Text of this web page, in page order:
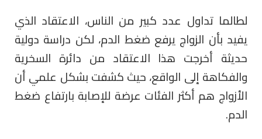
لطالما تداول عدد كبير من الناس، الاعتقاد الذي
يفيد بأن الزواج يرفع ضغط الدم، لكن دراسة دولية
حديثة أخرجت هذا الاعتقاد من دائرة السخرية
والفكاهة إلى الواقع، حيث كشفت بشكل علمي أن
الأزواج هم أكثر الفئات عرضة للإصابة بارتفاع ضغط
الدم.